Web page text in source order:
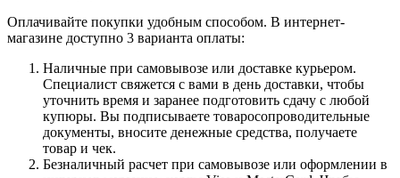
Оплачивайте покупки удобным способом. В интернет-
магазине доступно 3 варианта оплаты:
Наличные при самовывозе или доставке курьером.
Специалист свяжется с вами в день доставки, чтобы
уточнить время и заранее подготовить сдачу с любой
купюры. Вы подписываете товаросопроводительные
документы, вносите денежные средства, получаете
товар и чек.
Безналичный расчет при самовывозе или оформлении в